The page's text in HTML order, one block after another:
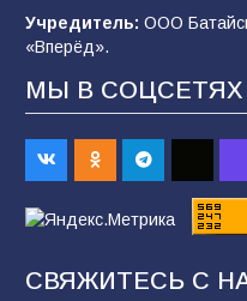
Батайчане привезли
соревнований
93 06.08.2026
пропагандистский
Учредитель: ООО
«Вперёд».
МЫ В СОЦСЕТЯХ
СВЯЖИТЕСЬ С